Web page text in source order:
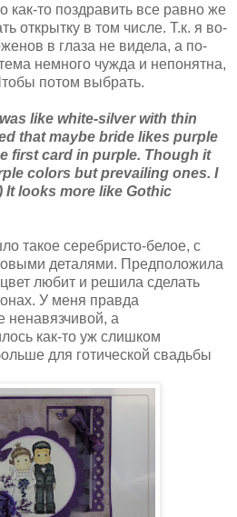
как-то поздравить все равно же
открытку в том числе. Т.к. я во-
в глаза не видела, а по-
немного чужда и непонятна,
потом выбрать.
like white-silver with thin
that maybe bride likes purple
first card in purple. Though it
colors but prevailing ones. I
It looks more like Gothic
такое серебристо-белое, с
деталями. Предположила
любит и решила сделать
У меня правда
а
как-то уж слишком
для готической свадьбы